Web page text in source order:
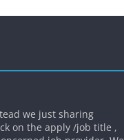
we just sharing
on the apply /job title ,